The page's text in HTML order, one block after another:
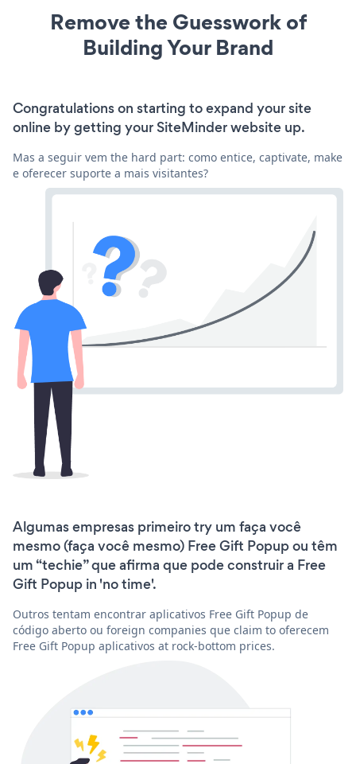
Remove the Guesswork of
Building Your Brand
Congratulations on starting to expand your site
online by getting your SiteMinder website up.
Mas a seguir vem the hard part: como entice, captivate, make
e oferecer suporte a mais visitantes?
Algumas empresas primeiro try um faça você
mesmo (faça você mesmo) Free Gift Popup ou têm
um “techie” que afirma que pode construir a Free
Gift Popup in 'no time'.
Outros tentam encontrar aplicativos Free Gift Popup de
código aberto ou foreign companies que claim to oferecem
Free Gift Popup aplicativos at rock-bottom prices.